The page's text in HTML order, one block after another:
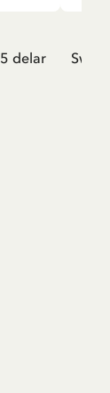
delar